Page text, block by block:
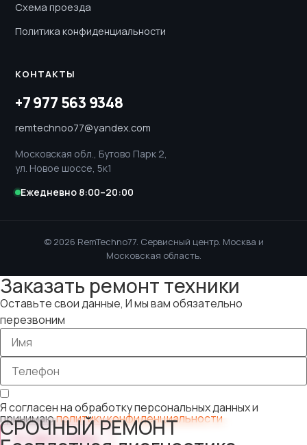
СРОЧНЫЙ РЕМОНТ
Схема проезда
Политика конфиденциальности
КОНТАКТЫ
+7 977 563 9348
remtechnoo77@yandex.com
Московская обл., Бутово Парк 2,
ул. Новое шоссе, 5к1
Ежедневно 8:00–20:00
© 2026 RemTechno77. Сервисный центр. Москва и
Московская область.
Заказать ремонт техники
Оставьте свои данные, И мы вам обязательно
перезвоним
Я согласен на обработку персональных данных и
принимаюполитику конфиденциальности
Оставить заявку